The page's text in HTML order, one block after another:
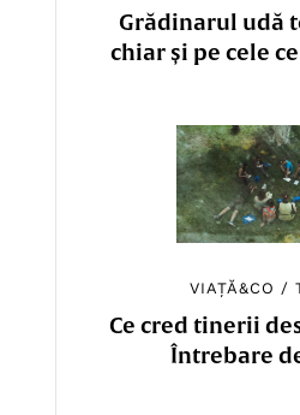
Grădinarul udă
chiar și pe cele
VIAȚĂ&CO /
Ce cred tinerii
Întrebare